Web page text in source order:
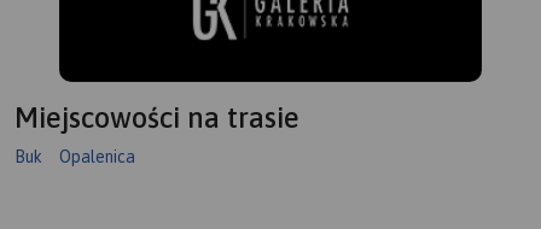
Miejscowości na trasie
Buk Opalenica